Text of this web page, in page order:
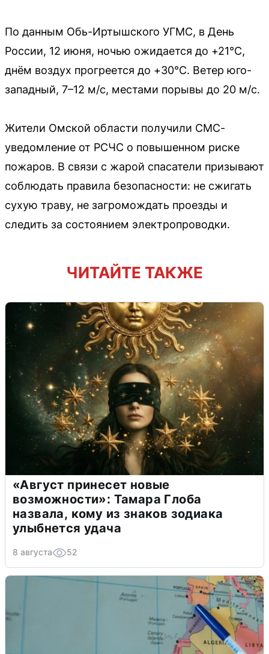
По данным Обь-Иртышского УГМС, в День
России, 12 июня, ночью ожидается до +21°C,
днём воздух прогреется до +30°C. Ветер юго-
западный, 7–12 м/с, местами порывы до 20 м/с.
Жители Омской области получили СМС-
уведомление от РСЧС о повышенном риске
пожаров. В связи с жарой спасатели призывают
соблюдать правила безопасности: не сжигать
сухую траву, не загромождать проезды и
следить за состоянием электропроводки.
ЧИТАЙТЕ ТАКЖЕ
«Август принесет новые
возможности»: Тамара Глоба
назвала, кому из знаков зодиака
улыбнется удача
8 августа 52